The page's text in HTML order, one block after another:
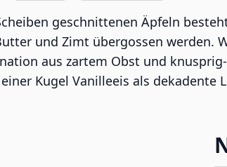
geschnittenen Äpfeln
und Zimt übergossen werden.
aus zartem Obst und
Kugel Vanilleeis als dekadente